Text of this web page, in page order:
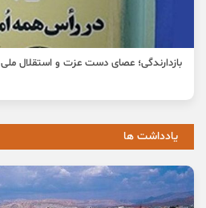
بازدارندگی؛ عصای دست عزت و استقلال ملی
یادداشت ها